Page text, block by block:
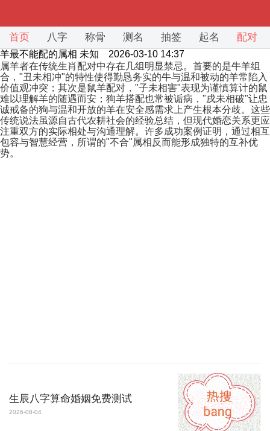
首页 八字 称骨 测名 抽签 起名 配对
羊最不能配的属相 未知 2026-03-10 14:37
属羊者在传统生肖配对中存在几组明显禁忌。首要的是牛羊组
合，"丑未相冲"的特性使得勤恳务实的牛与温和被动的羊常陷入
价值观冲突；其次是鼠羊配对，"子未相害"表现为谨慎算计的鼠
难以理解羊的随遇而安；狗羊搭配也常被诟病，"戌未相破"让忠
诚戒备的狗与温和开放的羊在安全感需求上产生根本分歧。这些
传统说法虽源自古代农耕社会的经验总结，但现代婚恋关系更应
注重双方的实际相处与沟通理解。许多成功案例证明，通过相互
包容与智慧经营，所谓的"不合"属相反而能形成独特的互补优
势。
生辰八字算命婚姻免费测试
2026-08-04